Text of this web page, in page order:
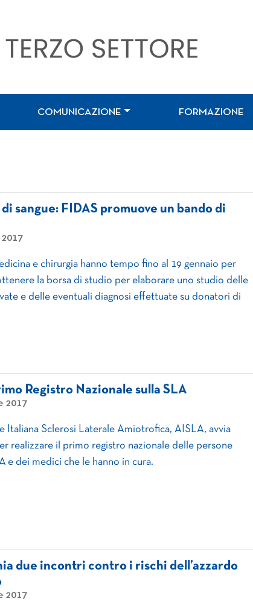
COMUNICAZIONE FORMAZIONE
sangue: FIDAS promuove un bando di
e chirurgia hanno tempo fino al 19 gennaio per
la borsa di studio per elaborare uno studio delle
e delle eventuali diagnosi effettuate su donatori di
Registro Nazionale sulla SLA
2017
Italiana Sclerosi Laterale Amiotrofica, AISLA, avvia
realizzare il primo registro nazionale delle persone
e dei medici che le hanno in cura.
due incontri contro i rischi dell’azzardo
2017